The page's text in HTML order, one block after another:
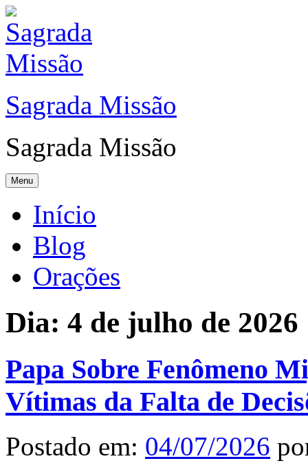
Sagrada Missão
Sagrada Missão
Menu
Início
Blog
Orações
Dia: 4 de julho de 2026
Papa Sobre Fenômeno
Vítimas da Falta de
Postado em: 04/07/2026